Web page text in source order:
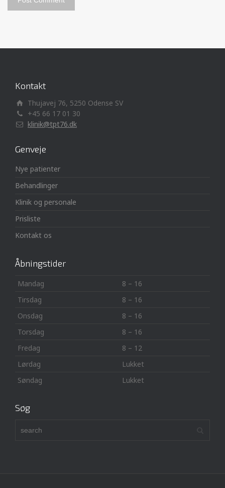
Kontakt
Thujavej 76, 5250 Odense SV
+45 66 17 01 30
klinik@tpt76.dk
Genveje
Nye patienter
Behandlinger
Klinik og personale
Prisliste
Kontakt os
Åbningstider
Mandag
8 – 16
Tirsdag
8 – 16
Onsdag
8 – 16
Torsdag
8 – 16
Fredag
8 – 12
Lørdag
Lukket
Søndag
Lukket
Søg